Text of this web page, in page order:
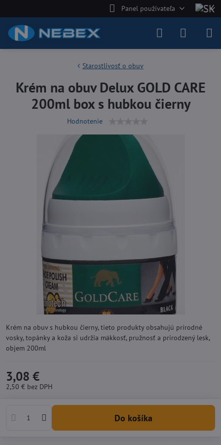
Panel používateľa
Starostlivosť o obuv
Krém na obuv Delux GOLD CARE
200ml box s hubkou čierny
Hodnotenie
Krém na obuv s hubkou čierny, tieto produkty obsahujú prírodné
vosky, topánky a koža si udržia mäkkosť, pružnosť a prirodzený lesk,
objem 200ml
3,08 €
2,50 € bez DPH
Do košíka